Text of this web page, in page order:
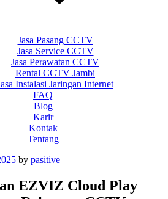
Jasa Pasang CCTV
Jasa Service CCTV
Jasa Perawatan CCTV
Rental CCTV Jambi
Instalasi Jaringan Internet
FAQ
Blog
Karir
Kontak
Tentang
by pasitive
EZVIZ Cloud Play